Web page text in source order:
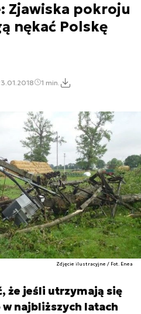
Zjawiska pokroju
nękać Polskę
1 min.
Zdjęcie ilustracyjne / Fot. Enea
że jeśli utrzymają się
najbliższych latach